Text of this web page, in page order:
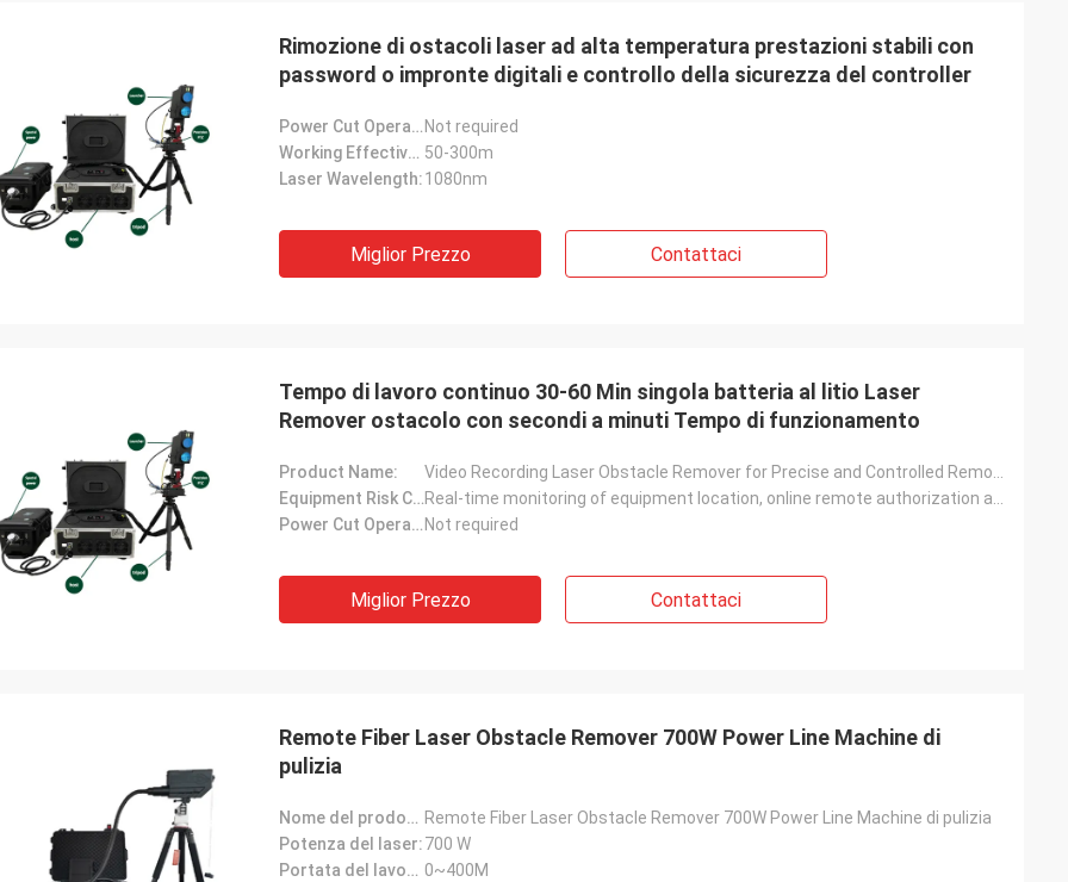
Rimozione di ostacoli laser ad alta temperatura prestazioni stabili con
password o impronte digitali e controllo della sicurezza del controller
Power Cut Operation: Not required
Working Effective Distance: 50-300m
Laser Wavelength:1080nm
Miglior Prezzo Contattaci
Tempo di lavoro continuo 30-60 Min singola batteria al litio Laser
Remover ostacolo con secondi a minuti Tempo di funzionamento
Product Name:
Equipment Risk Control Function:
Power Cut Operation: Not required
Miglior Prezzo Contattaci
Remote Fiber Laser Obstacle Remover 700W Power Line Machine di
pulizia
Nome del prodotto: Remote Fiber Laser Obstacle Remover 700W Power Line Machine di pulizia
Potenza del laser:700 W
Portata del lavoro: 0~400M